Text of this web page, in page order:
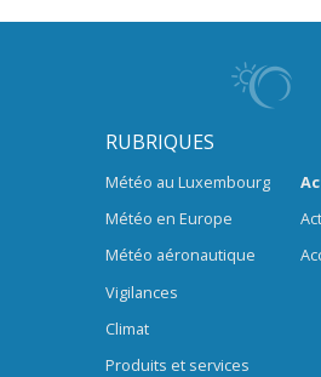
RUBRIQUES
Météo au Luxembourg
Météo en Europe
Météo aéronautique
Vigilances
Climat
Produits et services